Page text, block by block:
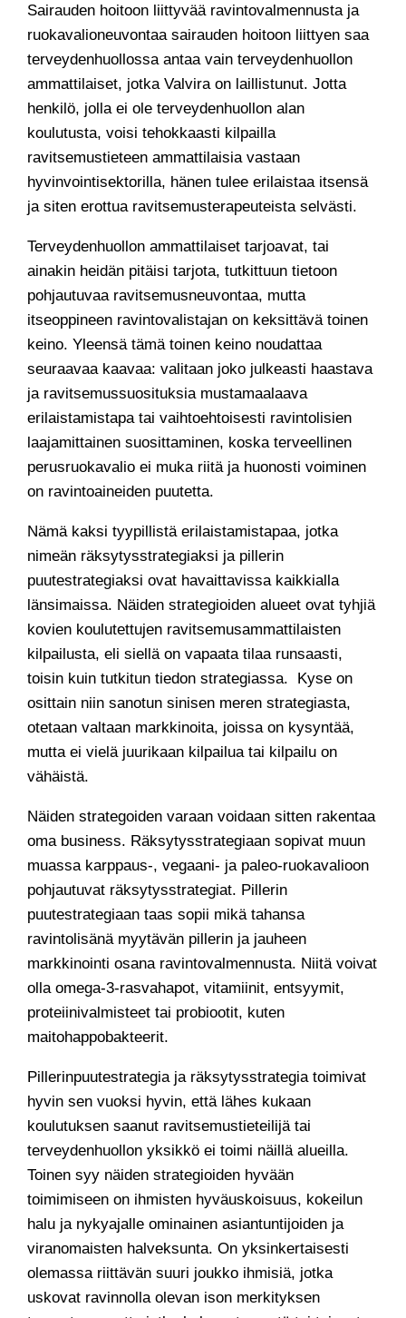
Sairauden hoitoon liittyvää ravintovalmennusta ja
ruokavalioneuvontaa sairauden hoitoon liittyen saa
terveydenhuollossa antaa vain terveydenhuollon
ammattilaiset, jotka Valvira on laillistunut. Jotta
henkilö, jolla ei ole terveydenhuollon alan
koulutusta, voisi tehokkaasti kilpailla
ravitsemustieteen ammattilaisia vastaan
hyvinvointisektorilla, hänen tulee erilaistaa itsensä
ja siten erottua ravitsemusterapeuteista selvästi.
Terveydenhuollon ammattilaiset tarjoavat, tai
ainakin heidän pitäisi tarjota, tutkittuun tietoon
pohjautuvaa ravitsemusneuvontaa, mutta
itseoppineen ravintovalistajan on keksittävä toinen
keino. Yleensä tämä toinen keino noudattaa
seuraavaa kaavaa: valitaan joko julkeasti haastava
ja ravitsemussuosituksia mustamaalaava
erilaistamistapa tai vaihtoehtoisesti ravintolisien
laajamittainen suosittaminen, koska terveellinen
perusruokavalio ei muka riitä ja huonosti voiminen
on ravintoaineiden puutetta.
Nämä kaksi tyypillistä erilaistamistapaa, jotka
nimeän räksytysstrategiaksi ja pillerin
puutestrategiaksi ovat havaittavissa kaikkialla
länsimaissa. Näiden strategioiden alueet ovat tyhjiä
kovien koulutettujen ravitsemusammattilaisten
kilpailusta, eli siellä on vapaata tilaa runsaasti,
toisin kuin tutkitun tiedon strategiassa. Kyse on
osittain niin sanotun sinisen meren strategiasta,
otetaan valtaan markkinoita, joissa on kysyntää,
mutta ei vielä juurikaan kilpailua tai kilpailu on
vähäistä.
Näiden strategoiden varaan voidaan sitten rakentaa
oma business. Räksytysstrategiaan sopivat muun
muassa karppaus-, vegaani- ja paleo-ruokavalioon
pohjautuvat räksytysstrategiat. Pillerin
puutestrategiaan taas sopii mikä tahansa
ravintolisänä myytävän pillerin ja jauheen
markkinointi osana ravintovalmennusta. Niitä voivat
olla omega-3-rasvahapot, vitamiinit, entsyymit,
proteiinivalmisteet tai probiootit, kuten
maitohappobakteerit.
Pillerinpuutestrategia ja räksytysstrategia toimivat
hyvin sen vuoksi hyvin, että lähes kukaan
koulutuksen saanut ravitsemustieteilijä tai
terveydenhuollon yksikkö ei toimi näillä alueilla.
Toinen syy näiden strategioiden hyvään
toimimiseen on ihmisten hyväuskoisuus, kokeilun
halu ja nykyajalle ominainen asiantuntijoiden ja
viranomaisten halveksunta. On yksinkertaisesti
olemassa riittävän suuri joukko ihmisiä, jotka
uskovat ravinnolla olevan ison merkityksen